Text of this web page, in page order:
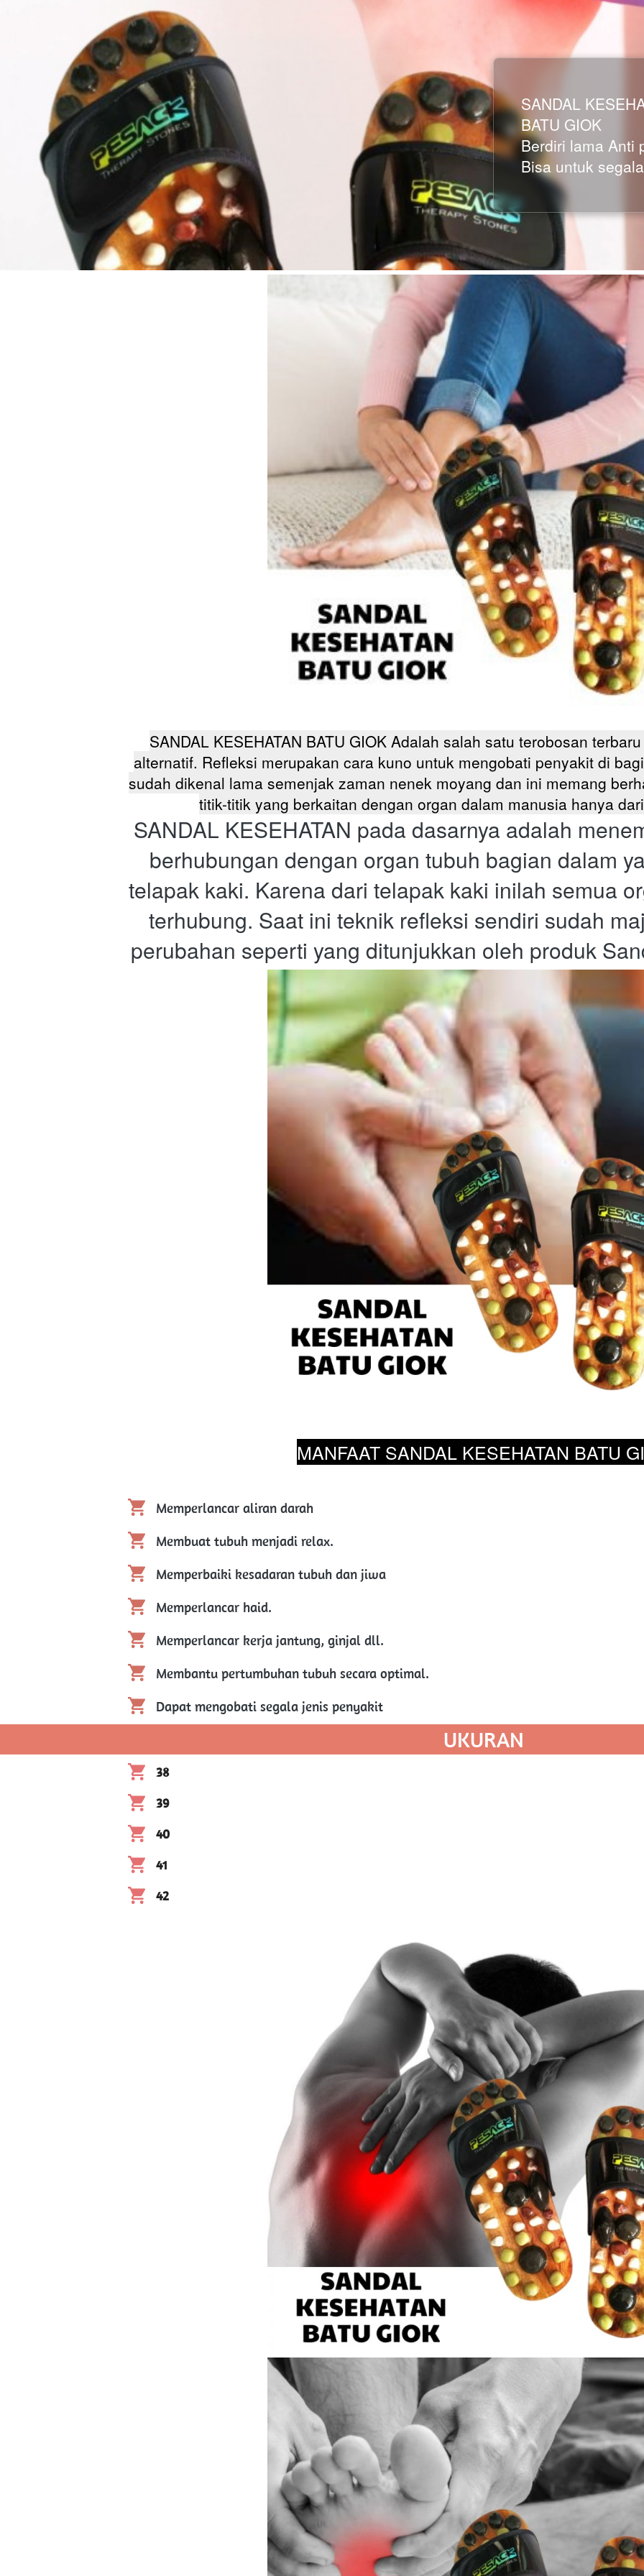
SANDAL
BATU GIOK
Berdiri lama Anti
Bisa untuk
SANDAL KESEHATAN BATU GIOK Adalah salah satu terobosan
alternatif. Refleksi merupakan cara kuno untuk mengobati penyakit di
sudah dikenal lama semenjak zaman nenek moyang dan ini memang
titik-titik yang berkaitan dengan organ dalam manusia hanya
SANDAL KESEHATAN pada dasarnya adalah
berhubungan dengan organ tubuh bagian dalam
telapak kaki. Karena dari telapak kaki inilah semua
terhubung. Saat ini teknik refleksi sendiri sudah
perubahan seperti yang ditunjukkan oleh produk
MANFAAT SANDAL KESEHATAN BATU
Memperlancar aliran darah
Membuat tubuh menjadi relax.
Memperbaiki kesadaran tubuh dan jiwa
Memperlancar haid.
Memperlancar kerja jantung, ginjal dll.
Membantu pertumbuhan tubuh secara optimal.
Dapat mengobati segala jenis penyakit
UKURAN
38
39
40
41
42